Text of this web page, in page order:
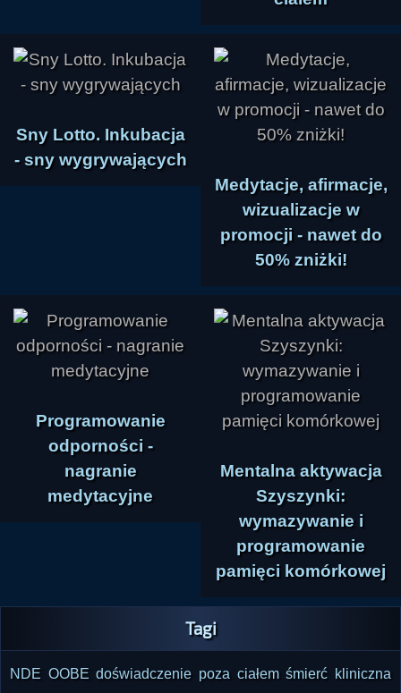
Sny Lotto. Inkubacja
- sny wygrywających
Medytacje, afirmacje,
wizualizacje w
promocji - nawet do
50% zniżki!
Programowanie
odporności -
nagranie
medytacyjne
Mentalna aktywacja
Szyszynki:
wymazywanie i
programowanie
pamięci komórkowej
Tagi
NDE OOBE doświadczenie poza ciałem śmierć kliniczna